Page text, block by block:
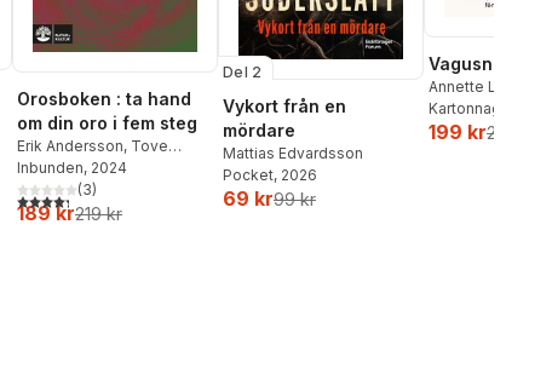
Orosboken : ta hand
om din oro i fem steg
Erik Andersson, Tove
Wahlund
Inbunden, 2024
4,3utav 5 stjärnor. Totalt antal röster:
(3)
189 kr219 kr
Del 2
Vykort från en
mördare
Mattias Edvardsson
Pocket, 2026
69 kr99 kr
Vagusnerven
Annette Løno
Kartonnage
199 kr259 kr